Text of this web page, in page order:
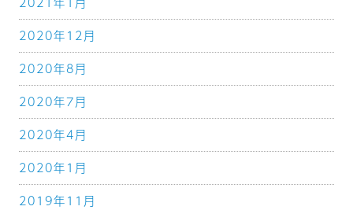
2020年12月
2020年8月
2020年7月
2020年4月
2020年1月
2019年11月